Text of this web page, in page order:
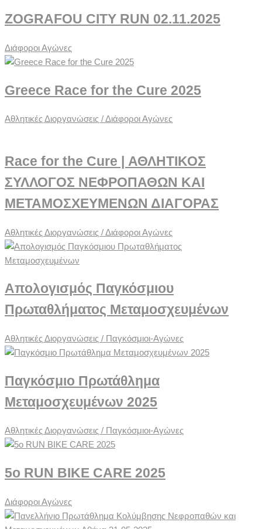
ZOGRAFOU CITY RUN 02.11.2025
Διάφοροι Αγώνες
Greece Race for the Cure 2025
Αθλητικές Διοργανώσεις / Διάφοροι Αγώνες
Race for the Cure | ΑΘΛΗΤΙΚΟΣ
ΣΥΛΛΟΓΟΣ ΝΕΦΡΟΠΑΘΩΝ ΚΑΙ
ΜΕΤΑΜΟΣΧΕΥΜΕΝΩΝ ΔΙΑΓΟΡΑΣ
Αθλητικές Διοργανώσεις / Διάφοροι Αγώνες
Απολογισμός Παγκόσμιου
Πρωταθλήματος Μεταμοσχευμένων
Αθλητικές Διοργανώσεις / Παγκόσμιοι-Αγώνες
Παγκόσμιο Πρωτάθλημα
Μεταμοσχευμένων 2025
Αθλητικές Διοργανώσεις / Παγκόσμιοι-Αγώνες
5o RUN BIKE CARE 2025
Διάφοροι Αγώνες